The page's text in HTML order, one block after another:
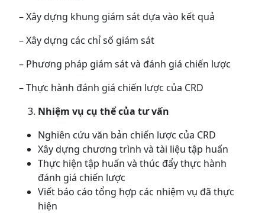
– Xây dựng khung giám sát dựa vào kết quả
– Xây dựng các chỉ số giám sát
– Phương pháp giám sát và đánh giá chiến lược
– Thực hành đánh giá chiến lược của CRD
Nhiệm vụ cụ thể của tư vấn
Nghiên cứu văn bản chiến lược của CRD
Xây dựng chương trình và tài liệu tập huấn
Thực hiện tập huấn và thúc đẩy thực hành
đánh giá chiến lược
Viết báo cáo tổng hợp các nhiệm vụ đã thực
hiện